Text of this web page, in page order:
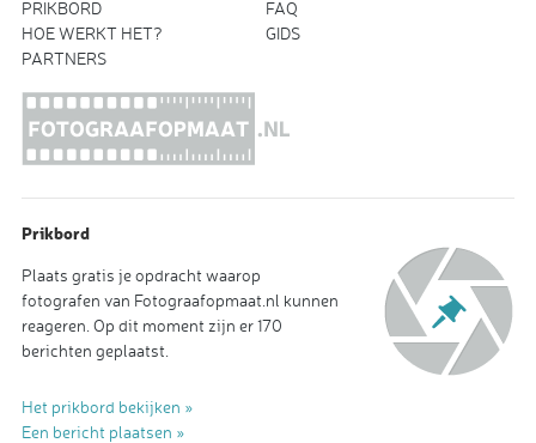
PRIKBORD
FAQ
HOE WERKT HET?
GIDS
PARTNERS
Prikbord
Plaats gratis je opdracht waarop
fotografen van Fotograafopmaat.nl kunnen
reageren. Op dit moment zijn er 170
berichten geplaatst.
Het prikbord bekijken »
Een bericht plaatsen »